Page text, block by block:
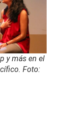
y más en el
Foto: